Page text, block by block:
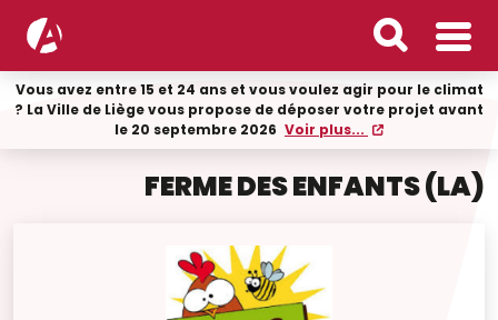
Vous avez entre 15 et 24 ans et vous voulez agir pour le climat
? La Ville de Liège vous propose de déposer votre projet avant
le 20 septembre 2026 Voir plus...
FERME DES ENFANTS (LA)